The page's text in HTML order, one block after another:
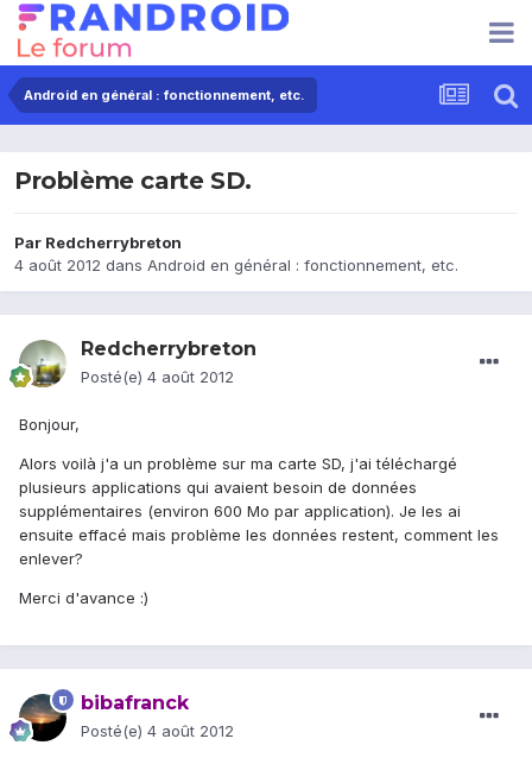
Android en général : fonctionnement, etc.
Problème carte SD.
Par Redcherrybreton
4 août 2012 dans Android en général : fonctionnement, etc.
Redcherrybreton
Posté(e) 4 août 2012
Bonjour,
Alors voilà j'a un problème sur ma carte SD, j'ai téléchargé
plusieurs applications qui avaient besoin de données
supplémentaires (environ 600 Mo par application). Je les ai
ensuite effacé mais problème les données restent, comment les
enlever?
Merci d'avance :)
bibafranck
Posté(e) 4 août 2012